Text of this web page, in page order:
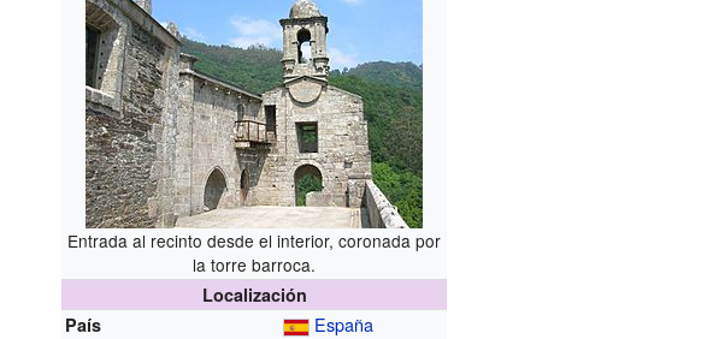
Entrada al recinto desde el interior, coronada por
la torre barroca.
Localización
País
España